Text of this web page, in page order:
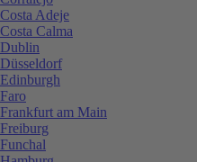
Costa Adeje
Costa Calma
Dublin
Düsseldorf
Edinburgh
Faro
Frankfurt am Main
Freiburg
Funchal